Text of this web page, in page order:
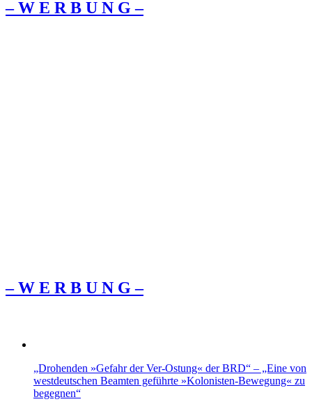
– W Ε R Β U Ν G –
– W Ε R Β U Ν G –
„Drohenden »Gefahr der Ver-Ostung« der BRD“ – „Eine von
westdeutschen Beamten geführte »Kolonisten-Bewegung« zu
begegnen“